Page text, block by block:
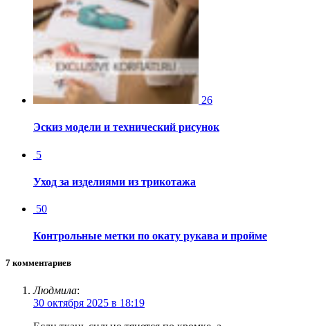
26
Эскиз модели и технический рисунок
5
Уход за изделиями из трикотажа
50
Контрольные метки по окату рукава и пройме
7 комментариев
Людмила:
30 октября 2025 в 18:19